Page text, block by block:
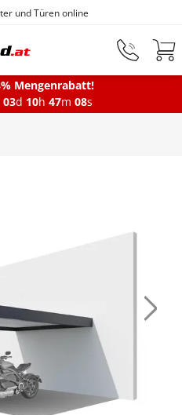
springen
und Türen online
Mengenrabatt!
03d 10h 47m 08s